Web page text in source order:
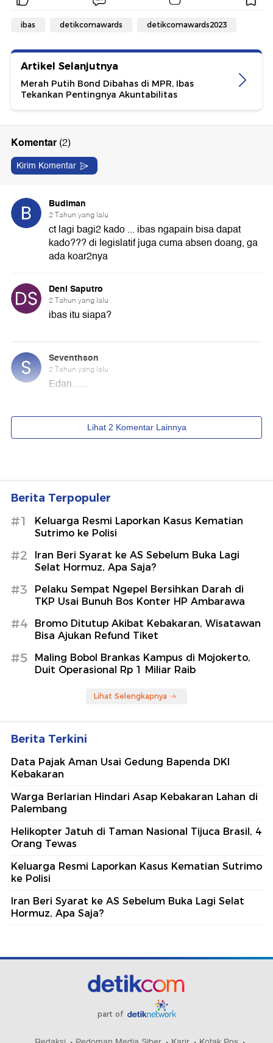
ibas detikcomawards detikcomawards2023
Artikel Selanjutnya
Merah Putih Bond Dibahas di MPR, Ibas
Tekankan Pentingnya Akuntabilitas
Berita Terpopuler
#1
Keluarga Resmi Laporkan Kasus Kematian
Sutrimo ke Polisi
#2
Iran Beri Syarat ke AS Sebelum Buka Lagi
Selat Hormuz, Apa Saja?
#3
Pelaku Sempat Ngepel Bersihkan Darah di
TKP Usai Bunuh Bos Konter HP Ambarawa
#4
Bromo Ditutup Akibat Kebakaran, Wisatawan
Bisa Ajukan Refund Tiket
#5
Maling Bobol Brankas Kampus di Mojokerto,
Duit Operasional Rp 1 Miliar Raib
Lihat Selengkapnya
Berita Terkini
Data Pajak Aman Usai Gedung Bapenda DKI
Kebakaran
Warga Berlarian Hindari Asap Kebakaran Lahan di
Palembang
Helikopter Jatuh di Taman Nasional Tijuca Brasil, 4
Orang Tewas
Keluarga Resmi Laporkan Kasus Kematian Sutrimo
ke Polisi
Iran Beri Syarat ke AS Sebelum Buka Lagi Selat
Hormuz, Apa Saja?
part of